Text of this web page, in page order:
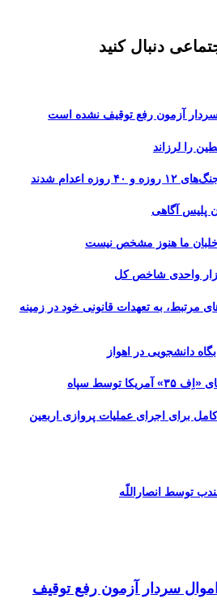
دنبال کنید
سردار آزمون رفع توقیف نشده است
پلیس آگاهی
مرتبط، به تعهدات قانونی خود در زمینه
توسط سپاه
برای اجرای عملیات پروازی اربعین
توسط انصاراللّه
سردار آزمون رفع توقیف